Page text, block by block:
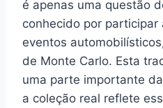
é apenas uma questão
conhecido por participar
eventos
de Monte Carlo. Esta
uma parte importante
a coleção real reflete